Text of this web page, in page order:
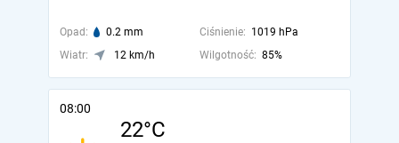
Opad: 0.2 mm Ciśnienie: 1019 hPa
Wiatr:
12 km/h Wilgotność: 85%
08:00
22°C